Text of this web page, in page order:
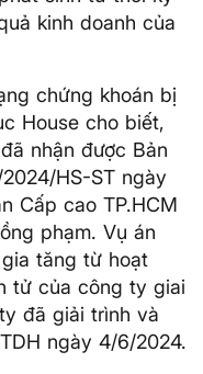
kinh doanh của
chứng khoán bị
House cho biết,
nhận được Bản
HS-ST ngày
Cấp cao TP.HCM
phạm. Vụ án
tăng từ hoạt
tử của công ty giai
đã giải trình và
ngày 4/6/2024.